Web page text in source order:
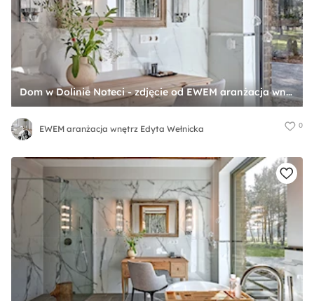
Dom w Dolinie Noteci - zdjęcie od EWEM aranżacja wnętrz Edyta Wełnicka
EWEM aranżacja wnętrz Edyta Wełnicka 0